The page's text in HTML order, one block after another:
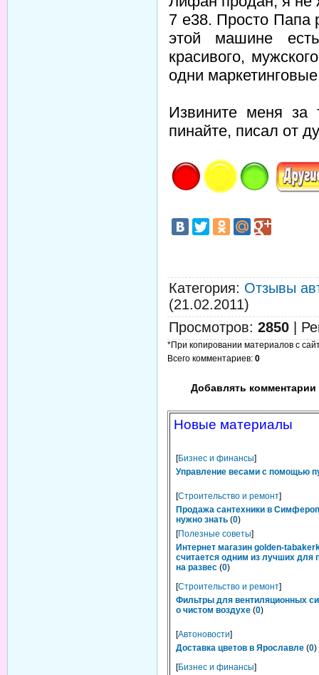
7 е38. Просто Папа
этой машине
красивого,
одни
Извините меня за
пинайте, писал от
Категория: Отзывы
(21.02.2011)
Просмотров: 2850
*При копировании материалов с
Всего комментариев: 0
Добавлять комментарии
Новые материалы
[Бизнес и финансы]
Управление весами с помощью
[Строительство и ремонт]
Продажа сантехники в
нужно знать (0)
[Полезные советы]
Интернет магазин golden-
считается одним из лучших для
на развес (0)
[Строительство и ремонт]
Фильтры для вентиляционных
о чистом воздухе (0)
[Автоновости]
Доставка цветов в Ярославле (0)
[Бизнес и финансы]